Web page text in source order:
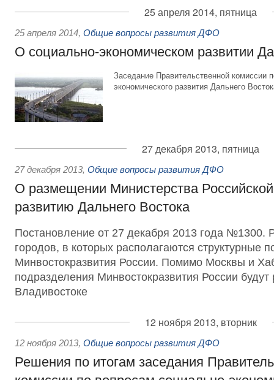
25 апреля 2014, пятница
25 апреля 2014, Общие вопросы развития ДФО
О социально-экономическом развитии
Заседание Правительственной комиссии
экономического развития Дальнего
27 декабря 2013, пятница
27 декабря 2013, Общие вопросы развития ДФО
О размещении Министерства
развитию Дальнего Востока
Постановление от 27 декабря 2013 года №1300.
городов, в которых располагаются структурные
Минвостокразвития России. Помимо Москвы и
подразделения Минвостокразвития России
Владивостоке
12 ноября 2013, вторник
12 ноября 2013, Общие вопросы развития ДФО
Решения по итогам заседания